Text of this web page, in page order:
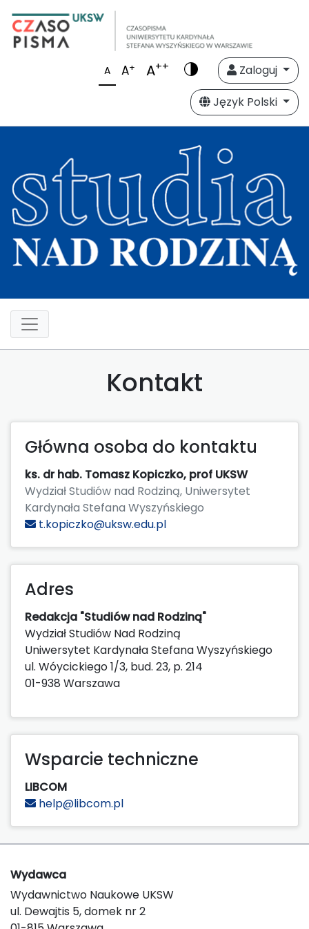
A A+ A++
Zaloguj
Język Polski
Kontakt
Główna osoba do kontaktu
ks. dr hab. Tomasz Kopiczko, prof UKSW
Wydział Studiów nad Rodziną, Uniwersytet
Kardynała Stefana Wyszyńskiego
t.kopiczko@uksw.edu.pl
Adres
Redakcja "Studiów nad Rodziną"
Wydział Studiów Nad Rodziną
Uniwersytet Kardynała Stefana Wyszyńskiego
ul. Wóycickiego 1/3, bud. 23, p. 214
01-938 Warszawa
Wsparcie techniczne
LIBCOM
help@libcom.pl
Wydawca
Wydawnictwo Naukowe UKSW
ul. Dewajtis 5, domek nr 2